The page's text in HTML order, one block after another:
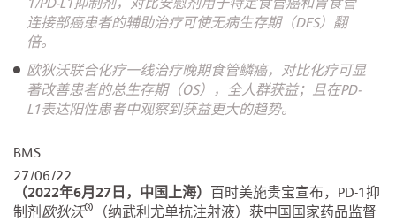
1/PD-L1抑制剂，对比安慰剂用于特定食管癌和胃食管
连接部癌患者的辅助治疗可使无病生存期（DFS）翻
倍。
欧狄沃联合化疗一线治疗晚期食管鳞癌，对比化疗可显
著改善患者的总生存期（OS），全人群获益；且在PD-
L1表达阳性患者中观察到获益更大的趋势。
BMS
27/06/22
（2022年6月27日，中国上海）
百时美施贵宝宣布，PD-1抑
制剂 欧狄沃®
（纳武利尤单抗注射液）获中国国家药品监督